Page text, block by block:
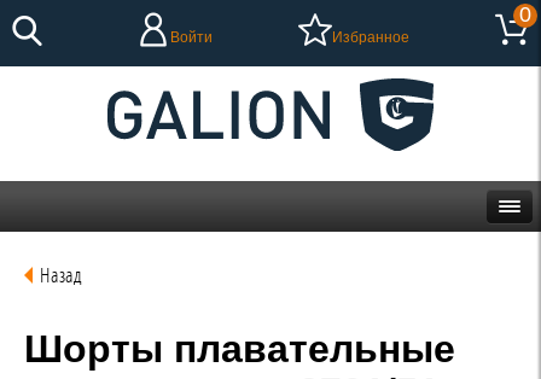
Войти Избранное
0
Назад
Шорты плавательные